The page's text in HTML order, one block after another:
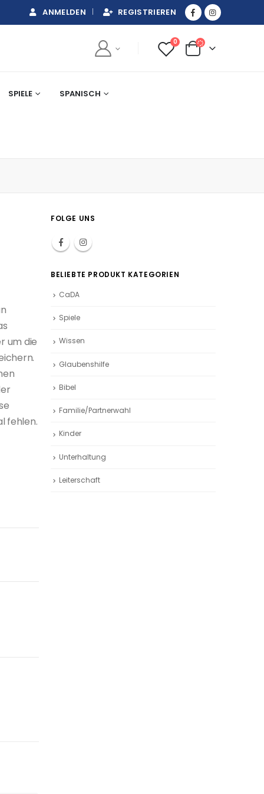
ANMELDEN REGISTRIEREN
0
SPIELE SPANISCH
um die
fehlen.
FOLGE UNS
BELIEBTE PRODUKT KATEGORIEN
CaDA
Spiele
Wissen
Glaubenshilfe
Bibel
Familie/Partnerwahl
Kinder
Unterhaltung
Leiterschaft